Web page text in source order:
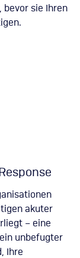
bevor sie Ihren
akuter
– eine
unbefugter
Ihre